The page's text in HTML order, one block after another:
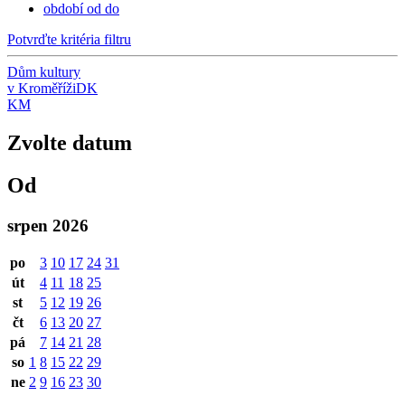
období od do
Potvrďte kritéria filtru
Dům kultury
v KroměřížiDK
KM
Zvolte datum
Od
srpen 2026
po 3 10 17 24 31
út
4 11 18 25
st
5 12 19 26
čt
6 13 20 27
pá
7 14 21 28
so 1 8 15 22 29
ne 2 9 16 23 30